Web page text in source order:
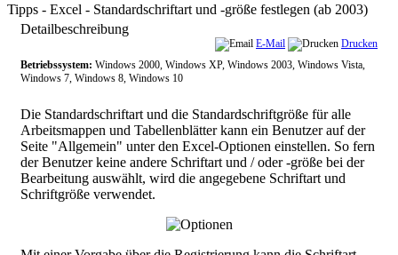
Tipps - Excel - Standardschriftart und -größe festlegen (ab 2003)
Detailbeschreibung
E-Mail
Drucken
Betriebssystem: Windows 2000, Windows XP, Windows 2003, Windows Vista,
Windows 7, Windows 8, Windows 10
Die Standardschriftart und die Standardschriftgröße für alle
Arbeitsmappen und Tabellenblätter kann ein Benutzer auf der
Seite "Allgemein" unter den Excel-Optionen einstellen. So fern
der Benutzer keine andere Schriftart und / oder -größe bei der
Bearbeitung auswählt, wird die angegebene Schriftart und
Schriftgröße verwendet.